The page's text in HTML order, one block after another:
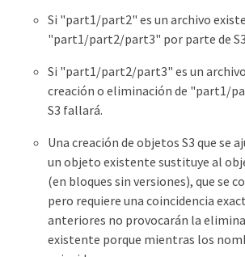
Si "part1/part2" es un archivo
"part1/part2/part3" por parte de
Si "part1/part2/part3" es un
creación o eliminación de "part1/
S3 fallará.
Una creación de objetos S3 que se
un objeto existente sustituye al
(en bloques sin versiones), que se
pero requiere una coincidencia
anteriores no provocarán la
existente porque mientras los